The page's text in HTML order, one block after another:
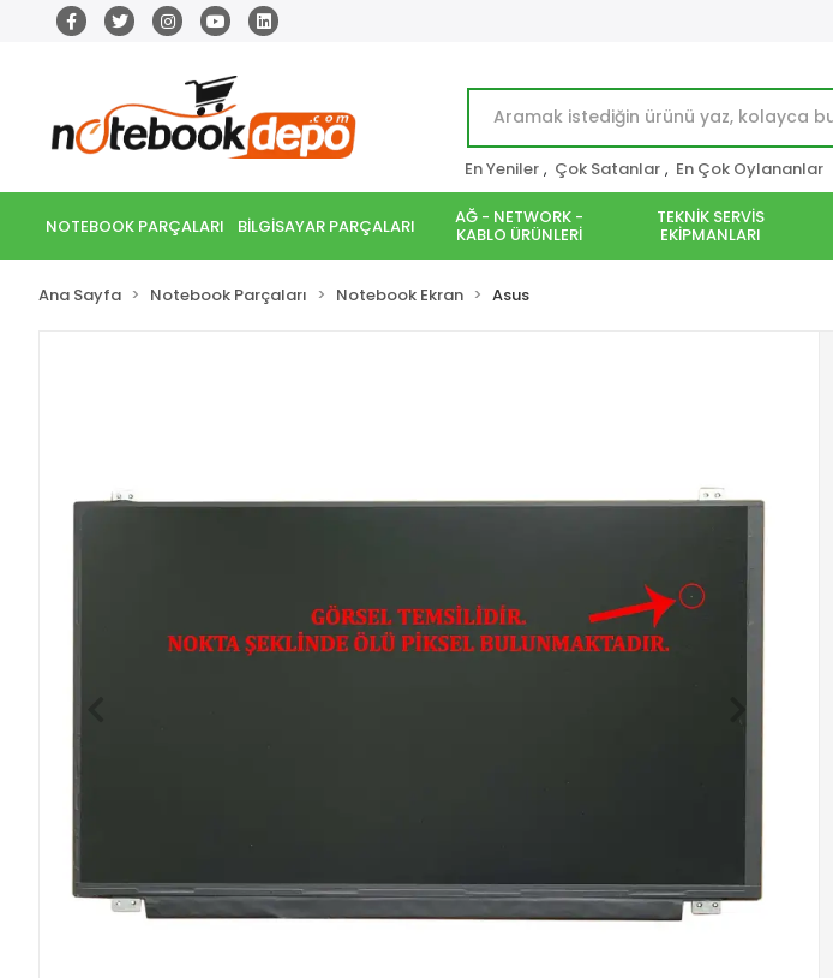
En Yeniler , Çok Satanlar , En Çok Oylananlar
NOTEBOOK PARÇALARI BİLGİSAYAR PARÇALARI AĞ - NETWORK -
KABLO ÜRÜNLERİ
TEKNİK SERVİS
EKİPMANLARI
Ana Sayfa Notebook Parçaları Notebook Ekran Asus